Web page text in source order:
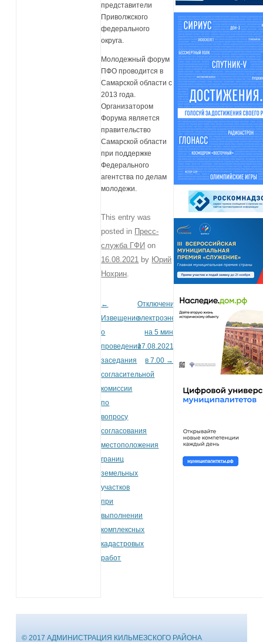
представители
Приволжского
федерального
округа.
Молодежный форум
ПФО проводится в
Самарской области с
2013 года.
Организатором
Форума является
правительство
Самарской области
при поддержке
Федерального
агентства по делам
молодежи.
This entry was
posted in Пресс-
служба ГФИ on
16.08.2021 by Юрий
Нохрин.
Post navigation
←
Извещение
о
проведении
заседания
согласительной
комиссии
по
вопросу
согласования
местоположения
границ
земельных
участков
при
выполнении
комплексных
кадастровых
работ
Отключение
электроэнергии
на 5 мин
17.08.2021
в 7.00 →
© 2017 АДМИНИСТРАЦИЯ КИЛЬМЕЗСКОГО РАЙОНА